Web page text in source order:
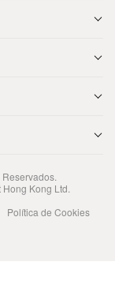
Kong Ltd.
Política de Cookies